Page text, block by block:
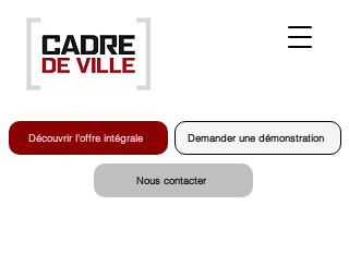
Nous contacter
Demander une démonstration
Découvrir l'offre intégrale